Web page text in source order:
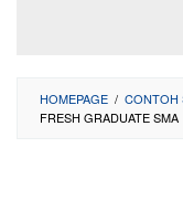
HOMEPAGE / CONTOH
FRESH GRADUATE SMA